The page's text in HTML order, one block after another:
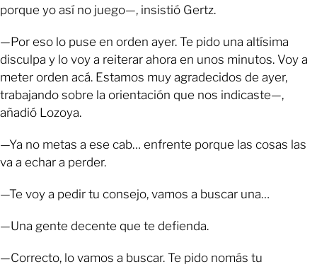
porque yo así no juego—, insistió Gertz.
—Por eso lo puse en orden ayer. Te pido una altísima
disculpa y lo voy a reiterar ahora en unos minutos. Voy a
meter orden acá. Estamos muy agradecidos de ayer,
trabajando sobre la orientación que nos indicaste—,
añadió Lozoya.
—Ya no metas a ese cab… enfrente porque las cosas las
va a echar a perder.
—Te voy a pedir tu consejo, vamos a buscar una…
—Una gente decente que te defienda.
—Correcto, lo vamos a buscar. Te pido nomás tu